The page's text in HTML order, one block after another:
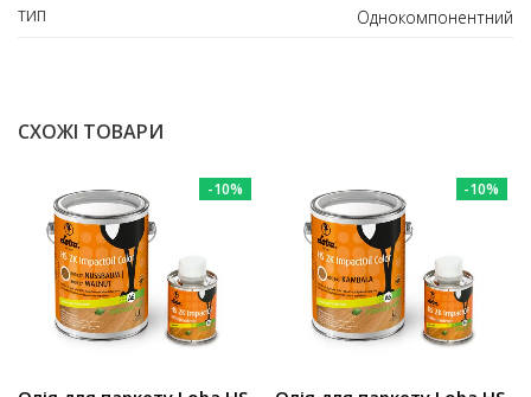
ТИП Однокомпонентний
СХОЖІ ТОВАРИ
-10% -10%